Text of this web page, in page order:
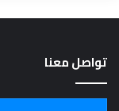
تواصل معنا